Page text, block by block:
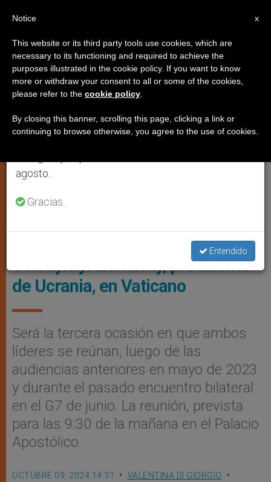
DIPLOMACIA VATICANA,PAPA FRANCISCO
Será La Tercera Ocasión En Que Ambos Líderes Se Reúnan Foto: El
Papa recibirá por tercera vez a
Volodymyr Zelensky, presidente
de Ucrania, en Vaticano
Será la tercera ocasión en que ambos
líderes se reúnan, luego de las
audiencias anteriores en mayo de 2023
y durante el pasado encuentro bilateral
en el G7 de junio. La reunión, prevista
para las 9:30 de la mañana en el Palacio
Apostólico
OCTUBRE 09, 2024 14:31
VALENTINA DI GIORGIO
×
Aviso importante
Del 27 de julio al 7 de agosto haremos la pausa
anual, aprovechando que en el periodo de verano
se generan menos informaciones y también el
agosto.
Gracias.
Entendido
x
Notice
This website or its third party tools use cookies, which are
necessary to its functioning and required to achieve the
purposes illustrated in the cookie policy. If you want to know
more or withdraw your consent to all or some of the cookies,
please refer to the cookie policy
By closing this banner, scrolling this page, clicking a link or
continuing to browse otherwise, you agree to the use of cookies.